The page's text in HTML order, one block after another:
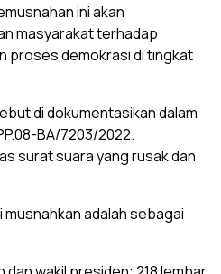
ini akan
masyarakat terhadap
proses demokrasi di tingkat
di dokumentasikan dalam
BA/7203/2022.
surat suara yang rusak dan
adalah sebagai